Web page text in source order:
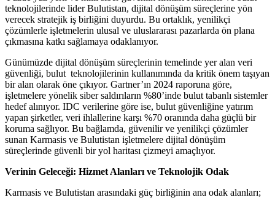
teknolojilerinde lider Bulutistan, dijital dönüşüm süreçlerine yön
verecek stratejik iş birliğini duyurdu. Bu ortaklık, yenilikçi
çözümlerle işletmelerin ulusal ve uluslararası pazarlarda ön plana
çıkmasına katkı sağlamaya odaklanıyor.
Günümüzde dijital dönüşüm süreçlerinin temelinde yer alan veri
güvenliği, bulut teknolojilerinin kullanımında da kritik önem taşıyan
bir alan olarak öne çıkıyor. Gartner’ın 2024 raporuna göre,
işletmelere yönelik siber saldırıların %80’inde bulut tabanlı sistemler
hedef alınıyor. IDC verilerine göre ise, bulut güvenliğine yatırım
yapan şirketler, veri ihlallerine karşı %70 oranında daha güçlü bir
koruma sağlıyor. Bu bağlamda, güvenilir ve yenilikçi çözümler
sunan Karmasis ve Bulutistan işletmelere dijital dönüşüm
süreçlerinde güvenli bir yol haritası çizmeyi amaçlıyor.
Verinin Geleceği: Hizmet Alanları ve Teknolojik Odak
Karmasis ve Bulutistan arasındaki güç birliğinin ana odak alanları;